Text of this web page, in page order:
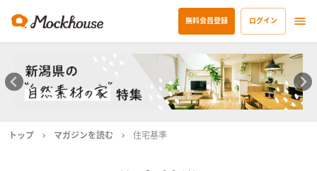
無料会員登録 ログイン
トップ マガジンを読む 住宅基準